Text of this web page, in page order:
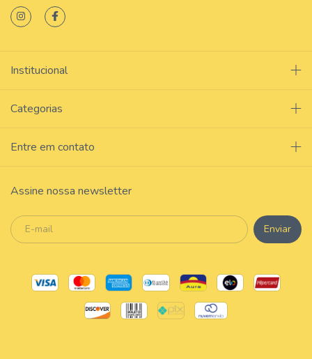
Institucional
Categorias
Entre em contato
Assine nossa newsletter